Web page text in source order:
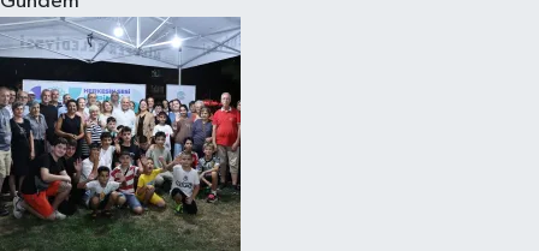
Eğitim
Sağlık
Dünya
Magazin